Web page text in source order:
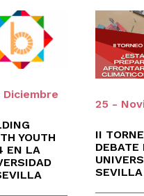
YOUTH
EN LA
25 -
II
DEBATE
SEVILLA